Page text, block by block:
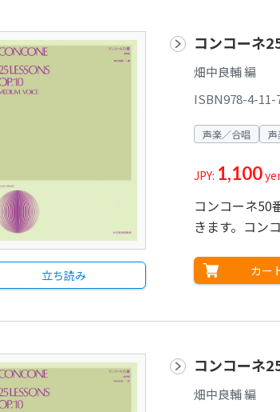
立ち読み
コンコーネ
畑中良輔 編
ISBN978-4-11-
声楽／合唱 声
JPY: 1,100
コンコーネ50
きます。コン
カー
コンコーネ
畑中良輔 編